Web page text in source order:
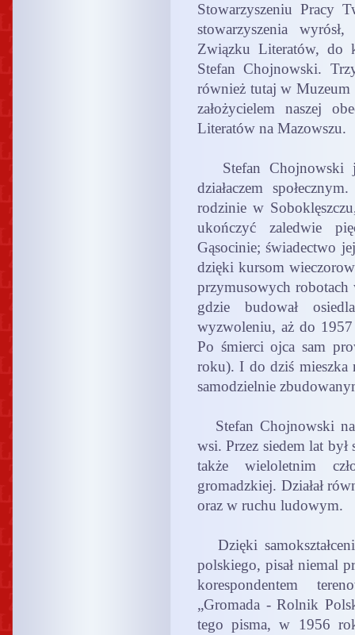
Stowarzyszeniu Pracy
stowarzyszenia
Związku Literatów, do
Stefan Chojnowski.
również tutaj w Muzeum
założycielem naszej
Literatów na Mazowszu.
Stefan Chojnowski
działaczem
rodzinie w
ukończyć zaledwie
Gąsocinie; świadectwo
dzięki kursom
przymusowych
gdzie budował
wyzwoleniu, aż do
Po śmierci ojca sam
roku). I do dziś mieszka
samodzielnie
Stefan Chojnowski
wsi. Przez siedem lat był
także wieloletnim
gromadzkiej. Działał
oraz w ruchu ludowym.
Dzięki
polskiego, pisał niemal
korespondentem
„Gromada - Rolnik
tego pisma, w 1956